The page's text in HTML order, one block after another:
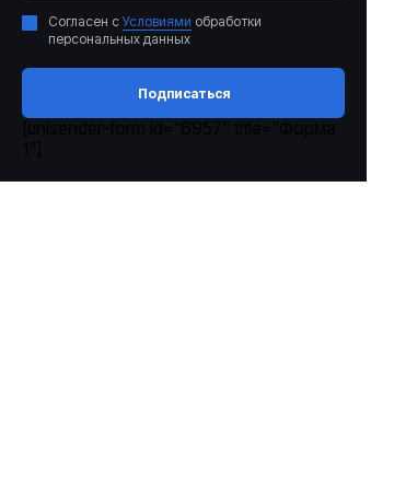
Согласен с Условиями обработки
персональных данных
Подписаться